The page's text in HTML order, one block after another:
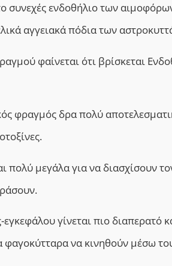
συνεχές ενδοθήλιο των
αγγειακά πόδια των
φαίνεται ότι βρίσκεται
φραγμός δρα πολύ
πολύ μεγάλα για να διασχίσουν
γίνεται πιο διαπερατό
φαγοκύτταρα να κινηθούν μέσω